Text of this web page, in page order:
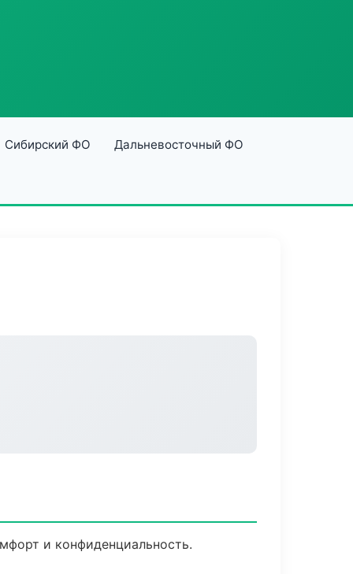
Сибирский ФО Дальневосточный ФО
и конфиденциальность.